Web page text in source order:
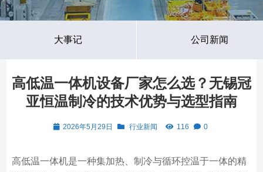
大事记 公司新闻
高低温一体机设备厂家怎么选？无锡冠
亚恒温制冷的技术优势与选型指南
2026年5月29日 行业新闻 116 0
高低温一体机是一种集加热、制冷与循环控温于一体的精